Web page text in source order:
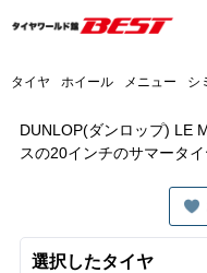
タイヤ ホイール メニュー シ
DUNLOP(ダンロップ) LE
スの20インチのサマータイ
選択したタイヤ